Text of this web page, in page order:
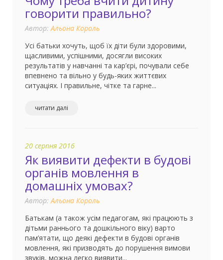
говорити правильно?
Автор:Альона Король
Усі батьки хочуть, щоб їх діти були здоровими,
щасливими, успішними, досягли високих
результатів у навчанні та кар’єрі, почували себе
впевнено та вільно у будь-яких життєвих
ситуаціях. І правильне, чітке та гарне...
читати далі
20 серпня 2016
Як виявити дефекти в будові
органів мовлення в
домашніх умовах?
Автор:Альона Король
Батькам (а також усім педагогам, які працюють з
дітьми раннього та дошкільного віку) варто
пам’ятати, що деякі дефекти в будові органів
мовлення, які призводять до порушення вимови
звуків, можна легко виявити...